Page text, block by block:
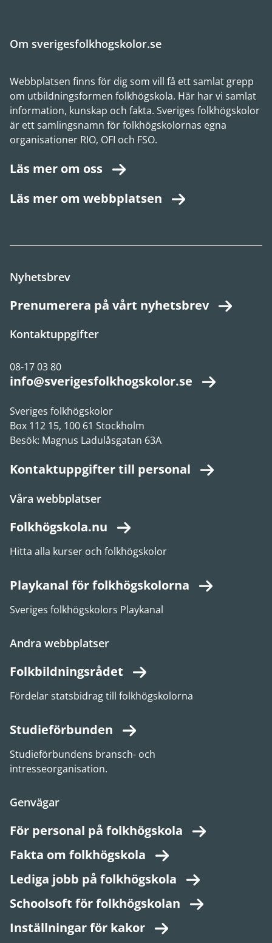
Om sverigesfolkhogskolor.se
Webbplatsen finns för dig som vill få ett samlat grepp
om utbildningsformen folkhögskola. Här har vi samlat
information, kunskap och fakta. Sveriges folkhögskolor
är ett samlingsnamn för folkhögskolornas egna
organisationer RIO, OFI och FSO.
Läs mer om oss
Läs mer om webbplatsen
Nyhetsbrev
Prenumerera på vårt nyhetsbrev
Kontaktuppgifter
08-17 03 80
info@sverigesfolkhogskolor.se
Sveriges folkhögskolor
Box 112 15, 100 61 Stockholm
Besök: Magnus Ladulåsgatan 63A
Kontaktuppgifter till personal
Våra webbplatser
Folkhögskola.nu
Hitta alla kurser och folkhögskolor
Playkanal för folkhögskolorna
Sveriges folkhögskolors Playkanal
Andra webbplatser
Folkbildningsrådet
Fördelar statsbidrag till folkhögskolorna
Studieförbunden
Studieförbundens bransch- och
intresseorganisation.
Genvägar
För personal på folkhögskola
Fakta om folkhögskola
Lediga jobb på folkhögskola
Schoolsoft för folkhögskolan
Inställningar för kakor